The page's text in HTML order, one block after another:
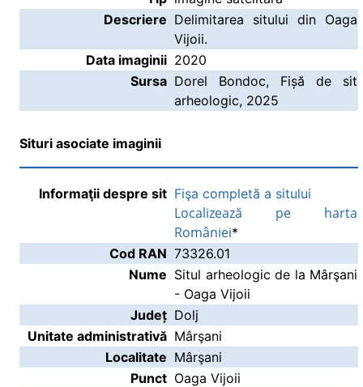
Descriere Delimitarea sitului din Oaga
Vijoii.
Data imaginii 2020
Sursa Dorel Bondoc, Fișă de sit
arheologic, 2025
Situri asociate imaginii
Informaţii despre sit Fişa completă a sitului
Localizează pe harta
României*
Cod RAN 73326.01
Nume Situl arheologic de la Mârşani
- Oaga Vijoii
Județ Dolj
Unitate administrativă Mârşani
Localitate Mârşani
Punct Oaga Vijoii